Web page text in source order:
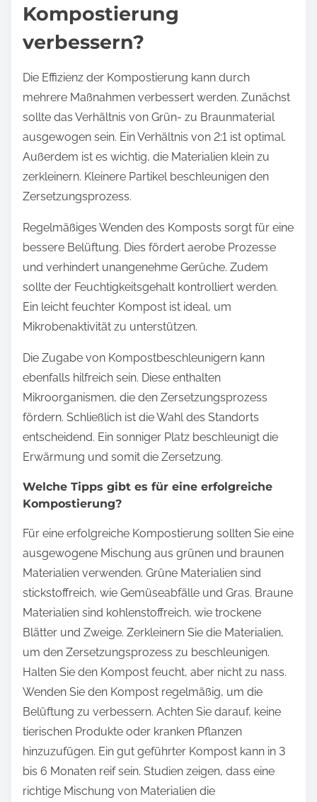
Kompostierung
verbessern?
Die Effizienz der Kompostierung kann durch
mehrere Maßnahmen verbessert werden. Zunächst
sollte das Verhältnis von Grün- zu Braunmaterial
ausgewogen sein. Ein Verhältnis von 2:1 ist optimal.
Außerdem ist es wichtig, die Materialien klein zu
zerkleinern. Kleinere Partikel beschleunigen den
Zersetzungsprozess.
Regelmäßiges Wenden des Komposts sorgt für eine
bessere Belüftung. Dies fördert aerobe Prozesse
und verhindert unangenehme Gerüche. Zudem
sollte der Feuchtigkeitsgehalt kontrolliert werden.
Ein leicht feuchter Kompost ist ideal, um
Mikrobenaktivität zu unterstützen.
Die Zugabe von Kompostbeschleunigern kann
ebenfalls hilfreich sein. Diese enthalten
Mikroorganismen, die den Zersetzungsprozess
fördern. Schließlich ist die Wahl des Standorts
entscheidend. Ein sonniger Platz beschleunigt die
Erwärmung und somit die Zersetzung.
Welche Tipps gibt es für eine erfolgreiche
Kompostierung?
Für eine erfolgreiche Kompostierung sollten Sie eine
ausgewogene Mischung aus grünen und braunen
Materialien verwenden. Grüne Materialien sind
stickstoffreich, wie Gemüseabfälle und Gras. Braune
Materialien sind kohlenstoffreich, wie trockene
Blätter und Zweige. Zerkleinern Sie die Materialien,
um den Zersetzungsprozess zu beschleunigen.
Halten Sie den Kompost feucht, aber nicht zu nass.
Wenden Sie den Kompost regelmäßig, um die
Belüftung zu verbessern. Achten Sie darauf, keine
tierischen Produkte oder kranken Pflanzen
hinzuzufügen. Ein gut geführter Kompost kann in 3
bis 6 Monaten reif sein. Studien zeigen, dass eine
richtige Mischung von Materialien die